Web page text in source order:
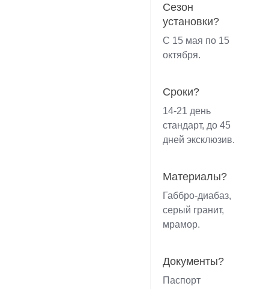
Сезон
установки?
С 15 мая по 15
октября.
Сроки?
14-21 день
стандарт, до 45
дней эксклюзив.
Материалы?
Габбро-диабаз,
серый гранит,
мрамор.
Документы?
Паспорт